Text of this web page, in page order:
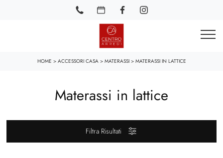
HOME > ACCESSORI CASA> MATERASSI> MATERASSI IN LATTICE
Materassi in lattice
Filtra Risultati